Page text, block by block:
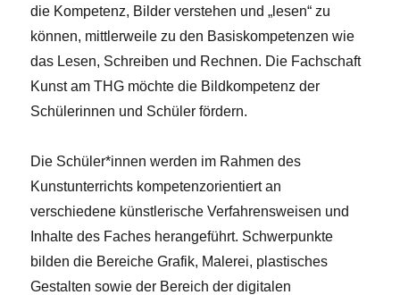
die Kompetenz, Bilder verstehen und „lesen“ zu
können, mittlerweile zu den Basiskompetenzen wie
das Lesen, Schreiben und Rechnen. Die Fachschaft
Kunst am THG möchte die Bildkompetenz der
Schülerinnen und Schüler fördern.
Die Schüler*innen werden im Rahmen des
Kunstunterrichts kompetenzorientiert an
verschiedene künstlerische Verfahrensweisen und
Inhalte des Faches herangeführt. Schwerpunkte
bilden die Bereiche Grafik, Malerei, plastisches
Gestalten sowie der Bereich der digitalen